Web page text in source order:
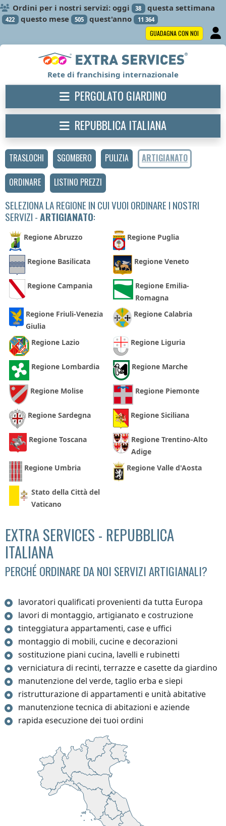
Ordini per i nostri servizi: oggi 38 questa settimana
422 questo mese 505 quest'anno 11 364
GUADAGNA CON NOI
TRASLOCHI SGOMBERO PULIZIA
ARTIGIANATO
ORDINARE
LISTINO PREZZI
SELEZIONA LA REGIONE IN CUI VUOI ORDINARE I NOSTRI
SERVIZI -ARTIGIANATO:
Regione Abruzzo Regione Puglia
Regione Basilicata Regione Veneto
Regione Campania
Regione Emilia-
Romagna
Regione Friuli-Venezia
Giulia
Regione Calabria
Regione Lazio Regione Liguria
Regione Lombardia Regione Marche
Regione Molise Regione Piemonte
Regione Sardegna Regione Siciliana
Regione Toscana
Regione Trentino-Alto
Adige
Regione Umbria
Regione Valle d'Aosta
Stato della Città del
Vaticano
EXTRA SERVICES - REPUBBLICA
ITALIANA
PERCHÉ ORDINARE DA NOI SERVIZI ARTIGIANALI?
lavoratori qualificati provenienti da tutta Europa
lavori di montaggio, artigianato e costruzione
tinteggiatura appartamenti, case e uffici
montaggio di mobili, cucine e decorazioni
sostituzione piani cucina, lavelli e rubinetti
verniciatura di recinti, terrazze e casette da giardino
manutenzione del verde, taglio erba e siepi
ristrutturazione di appartamenti e unità abitative
manutenzione tecnica di abitazioni e aziende
rapida esecuzione dei tuoi ordini
Rete di franchising internazionale
PERGOLATO GIARDINO
REPUBBLICA ITALIANA